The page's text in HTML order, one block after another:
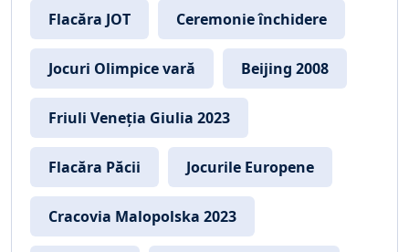
Flacăra JOT Ceremonie închidere
Jocuri Olimpice vară Beijing 2008
Friuli Veneția Giulia 2023
Flacăra Păcii Jocurile Europene
Cracovia Malopolska 2023